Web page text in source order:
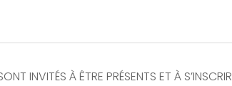
INVITÉS À ÊTRE PRÉSENTS ET À